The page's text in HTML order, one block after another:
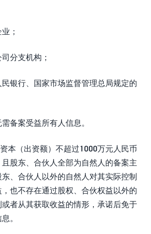
；
司分支机构；
民银行、国家市场监督管理总局规定的
备案受益所有人信息。
本（出资额）不超过1000万元人民币
且股东、合伙人全部为自然人的备案主
、合伙人以外的自然人对其实际控制
也不存在通过股权、合伙权益以外的
者从其获取收益的情形，承诺后免于
。